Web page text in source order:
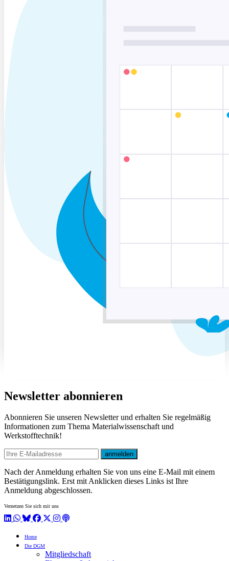
Newsletter abonnieren
Abonnieren Sie unseren Newsletter und erhalten Sie regelmäßig
Informationen zum Thema Materialwissenschaft und
Werkstofftechnik!
E-mail
anmelden
Nach der Anmeldung erhalten Sie von uns eine E-Mail mit einem
Bestätigungslink. Erst mit Anklicken dieses Links ist Ihre
Anmeldung abgeschlossen.
Vernetzen Sie sich mit uns
LinkedIn
WhatsApp
BlueSky
Facebook
X / Twitter
Instagram
Podcast
Home
Die DGM
Mitgliedschaft